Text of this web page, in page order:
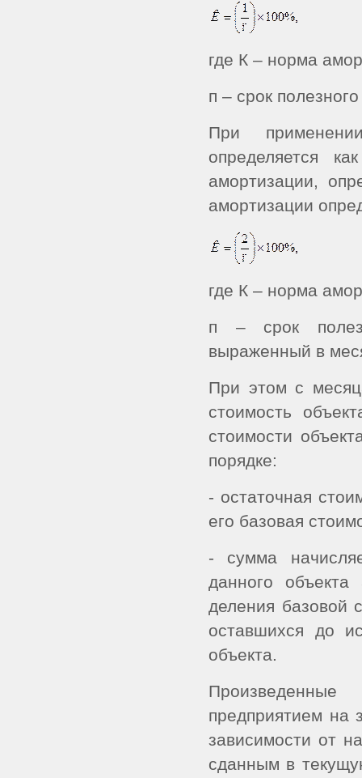
где К – норма
п – срок
При
определяется
амортизации,
амортизации
где К – норма
п – срок
выраженный в
При этом с
стоимость
стоимости
порядке:
- остаточная
его базовая
- сумма
данного объекта
деления базовой
оставшихся до
объекта.
предприятием на
зависимости от
сданным в